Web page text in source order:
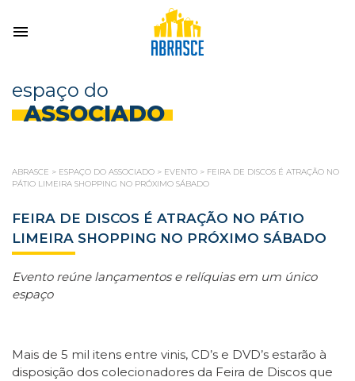
espaço do
ASSOCIADO
ABRASCE > ESPAÇO DO ASSOCIADO > EVENTO > FEIRA DE DISCOS É ATRAÇÃO NO
PÁTIO LIMEIRA SHOPPING NO PRÓXIMO SÁBADO
FEIRA DE DISCOS É ATRAÇÃO NO PÁTIO
LIMEIRA SHOPPING NO PRÓXIMO SÁBADO
Evento reúne lançamentos e relíquias em um único
espaço
Mais de 5 mil itens entre vinis, CD’s e DVD’s estarão à
disposição dos colecionadores da Feira de Discos que